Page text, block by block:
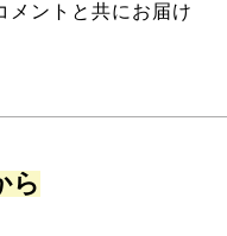
メントと共にお届け
ら